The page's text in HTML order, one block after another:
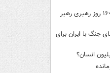
۶ دستاورد بزرگ ایران در ۱۶۰ روز رهبری رهبر
جنگ با ایران برای